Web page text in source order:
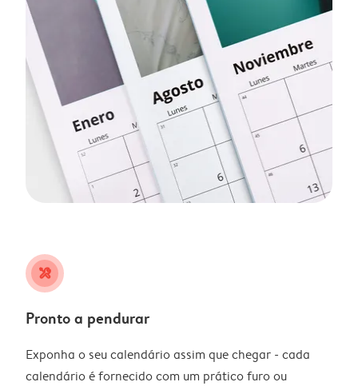
tools
Pronto a pendurar
Exponha o seu calendário assim que chegar - cada
calendário é fornecido com um prático furo ou